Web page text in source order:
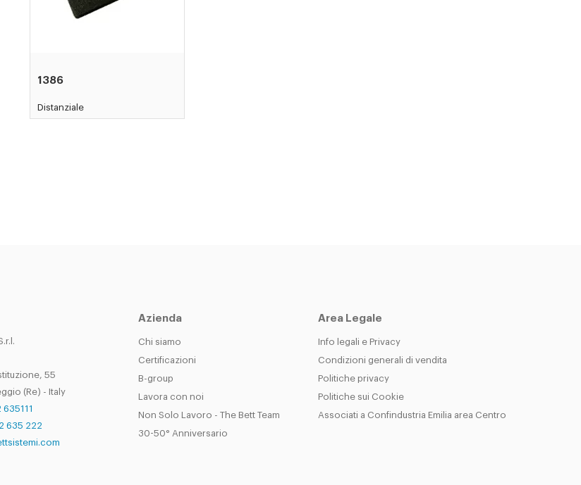
1386
Distanziale
55
(Re) - Italy
635 222
Azienda
Chi siamo
Certificazioni
B-group
Lavora con noi
Non Solo Lavoro - The Bett Team
30-50° Anniversario
Area Legale
Info legali e Privacy
Condizioni generali di vendita
Politiche privacy
Politiche sui Cookie
Associati a Confindustria Emilia area Centro